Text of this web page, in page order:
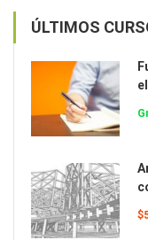
ÚLTIMOS